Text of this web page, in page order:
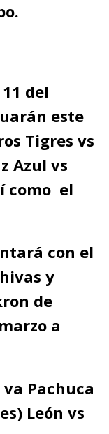
del
este
Tigres vs
Azul vs
como el
con el
y
de
a
Pachuca
León vs